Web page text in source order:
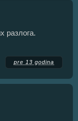
разлога.
pre 13 godina